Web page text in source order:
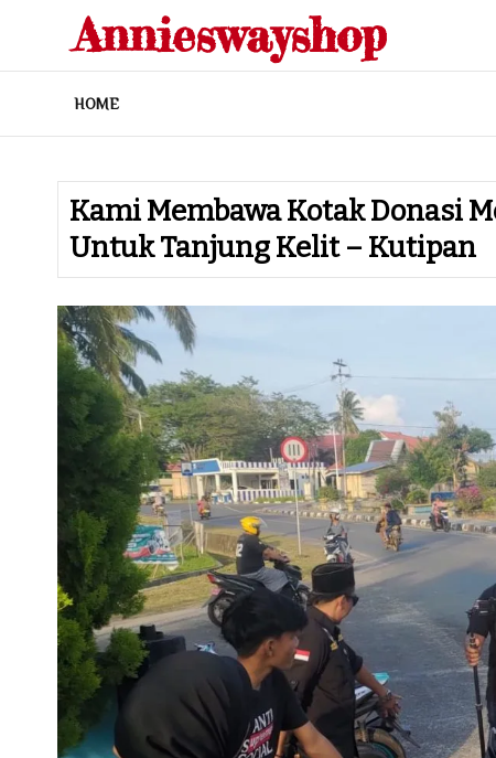
content
Annieswayshop
HOME
Kami Membawa Kotak Donasi
Untuk Tanjung Kelit – Kutipan